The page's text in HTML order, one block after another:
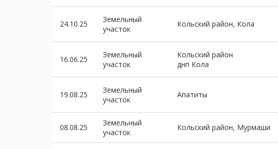
24.10.25
Земельный
участок
Кольский район, Кола
16.06.25
Земельный
участок
Кольский район
днп Кола
19.08.25
Земельный
участок
Апатиты
08.08.25
Земельный
участок
Кольский район, Мурмаши